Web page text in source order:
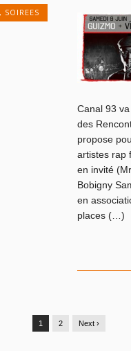
, SOIREES
Canal 93
des
propose
artistes rap
en invité
Bobigny
en
places (…)
1 2 Next ›